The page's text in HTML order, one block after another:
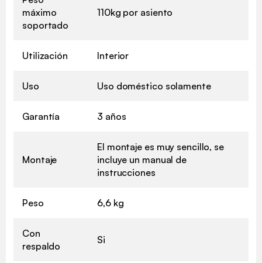
máximo
soportado
110kg por asiento
Utilización Interior
Uso Uso doméstico solamente
Garantía 3 años
Montaje
El montaje es muy sencillo, se
incluye un manual de
instrucciones
Peso 6,6 kg
Con
respaldo
Si